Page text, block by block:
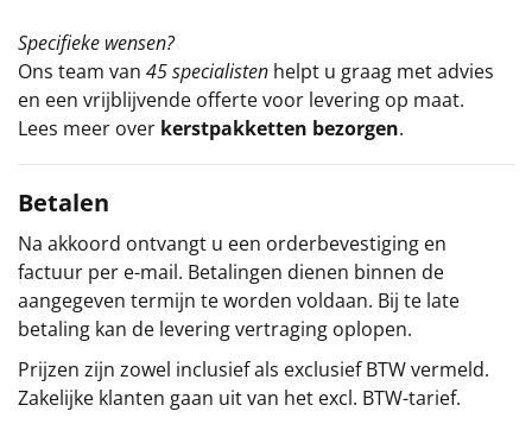
Specifieke wensen?
Ons team van 45 specialisten helpt u graag met advies
en een vrijblijvende offerte voor levering op maat.
Lees meer over kerstpakketten bezorgen.
Betalen
Na akkoord ontvangt u een orderbevestiging en
factuur per e-mail. Betalingen dienen binnen de
aangegeven termijn te worden voldaan. Bij te late
betaling kan de levering vertraging oplopen.
Prijzen zijn zowel inclusief als exclusief BTW vermeld.
Zakelijke klanten gaan uit van het excl. BTW-tarief.